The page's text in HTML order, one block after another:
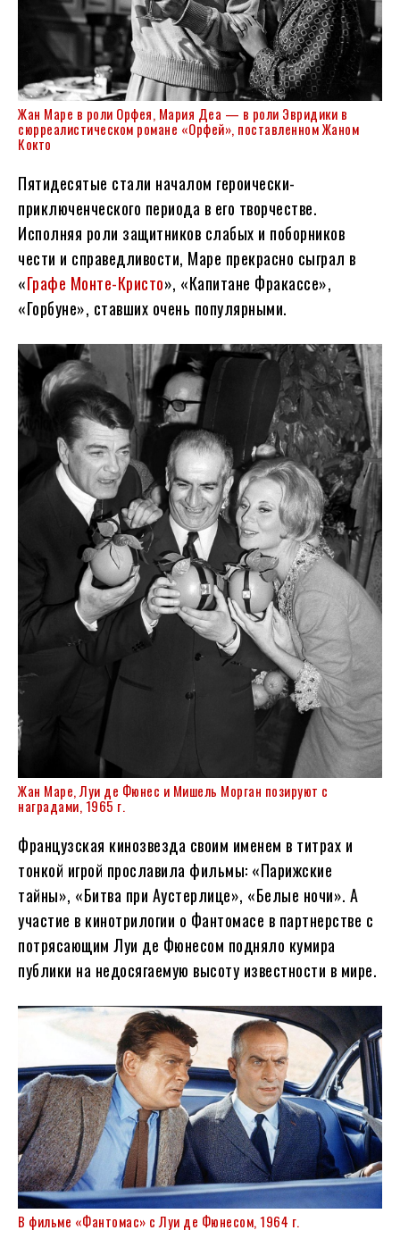
Жан Маре в роли Орфея, Мария Деа — в роли Эвридики в
сюрреалистическом романе «Орфей», поставленном Жаном
Кокто
Пятидесятые стали началом героически-
приключенческого периода в его творчестве.
Исполняя роли защитников слабых и поборников
чести и справедливости, Маре прекрасно сыграл в
«Графе Монте-Кристо», «Капитане Фракассе»,
«Горбуне», ставших очень популярными.
Жан Маре, Луи де Фюнес и Мишель Морган позируют с
наградами, 1965 г.
Французская кинозвезда своим именем в титрах и
тонкой игрой прославила фильмы: «Парижские
тайны», «Битва при Аустерлице», «Белые ночи». А
участие в кинотрилогии о Фантомасе в партнерстве с
потрясающим Луи де Фюнесом подняло кумира
публики на недосягаемую высоту известности в мире.
В фильме «Фантомас» с Луи де Фюнесом, 1964 г.